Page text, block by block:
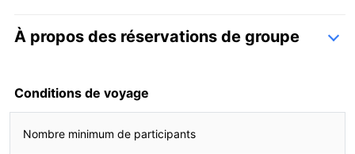
À propos des réservations de groupe
Conditions de voyage
Nombre minimum de participants